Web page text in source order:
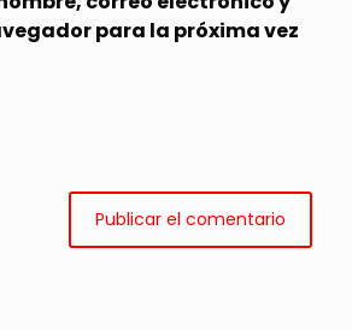
para la próxima vez